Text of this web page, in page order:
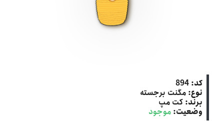
کد: 894
نوع: مگنت برجسته
برند: کت‌ مپ
وضعیت: موجود